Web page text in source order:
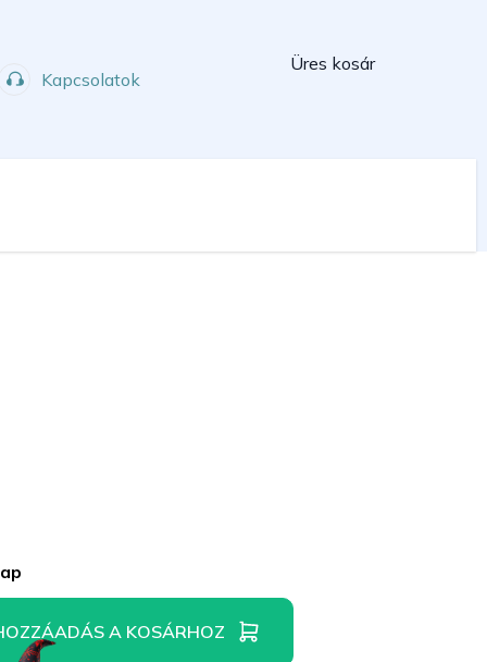
Kapcsolatok
Kosár
Üres kosár
A KOSÁRHOZ